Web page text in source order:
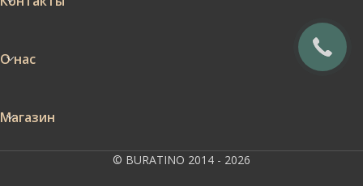
О нас
Магазин
© BURATINO 2014 - 2026